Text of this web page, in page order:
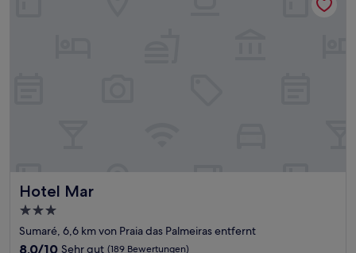
Hotel Mar
Hotel Mar
3.0-
Sterne-
Unterkunft
Sumaré, 6,6 km von Praia das Palmeiras entfernt
8.0
8,0/10 Sehr gut (189 Bewertungen)